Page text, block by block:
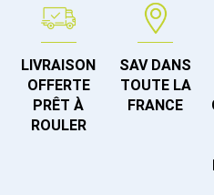
LIVRAISON
OFFERTE
PRÊT À
ROULER
SAV DANS
TOUTE LA
FRANCE